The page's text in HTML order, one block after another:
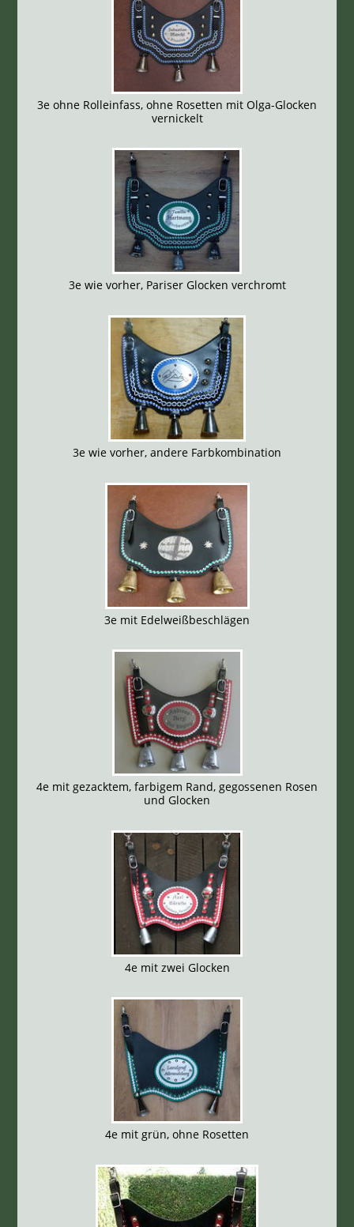
3e ohne Rolleinfass, ohne Rosetten mit Olga-Glocken
vernickelt
3e wie vorher, Pariser Glocken verchromt
3e wie vorher, andere Farbkombination
3e mit Edelweißbeschlägen
4e mit gezacktem, farbigem Rand, gegossenen Rosen
und Glocken
4e mit zwei Glocken
4e mit grün, ohne Rosetten